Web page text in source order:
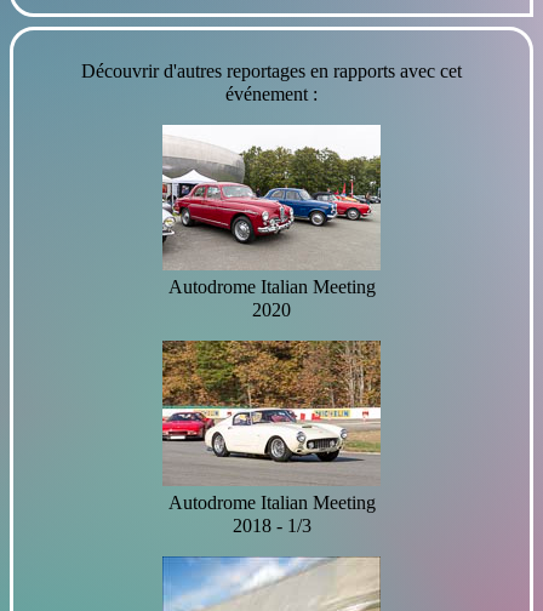
Découvrir d'autres reportages en rapports avec cet
événement :
Autodrome Italian Meeting
2020
Autodrome Italian Meeting
2018 - 1/3